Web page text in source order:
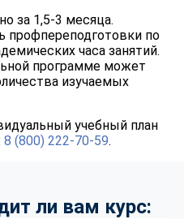
за 1,5-3 месяца.
профпереподготовки по
часа занятий.
программе может
изучаемых
учебный план
8 (800) 222-70-59.
ли вам курс: